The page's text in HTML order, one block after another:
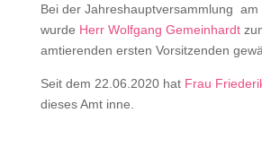
Bei der Jahreshauptversammlung am
wurde Herr Wolfgang Gemeinhardt
amtierenden ersten Vorsitzenden
Seit dem 22.06.2020 hat Frau
dieses Amt inne.